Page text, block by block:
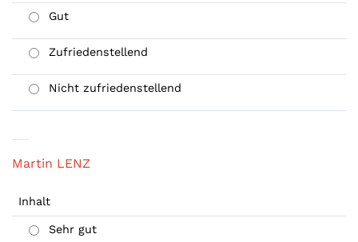
Gut
Zufriedenstellend
Nicht zufriedenstellend
Martin LENZ
Inhalt
Sehr gut